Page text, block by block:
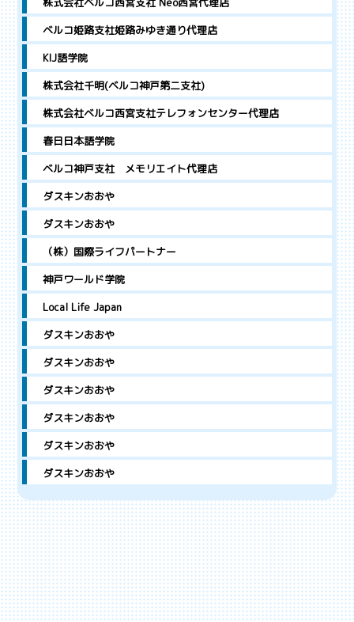
ベルコ姫路支社姫路みゆき通り代理店
KIJ語学院
株式会社千明(ベルコ神戸第二支社)
株式会社ベルコ西宮支社テレフォンセンター代理店
春日日本語学院
ベルコ神戸支社 メモリエイト代理店
ダスキンおおや
ダスキンおおや
（株）国際ライフパートナー
神戸ワールド学院
Local Life Japan
ダスキンおおや
ダスキンおおや
ダスキンおおや
ダスキンおおや
ダスキンおおや
ダスキンおおや